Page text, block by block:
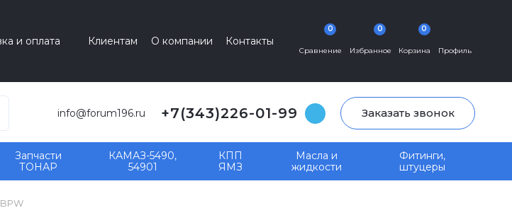
и оплата Клиентам О компании Контакты
Сравнение
0
Избранное
0
Корзина
0
Профиль
info@forum196.ru +7(343)226-01-99 Заказать звонок
Запчасти
ТОНАР
КАМАЗ-5490,
54901
КПП
ЯМЗ
Масла и
жидкости
Фитинги,
штуцеры